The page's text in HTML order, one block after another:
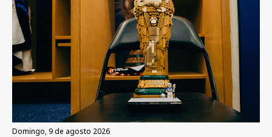
domingo, 9 de agosto 2026